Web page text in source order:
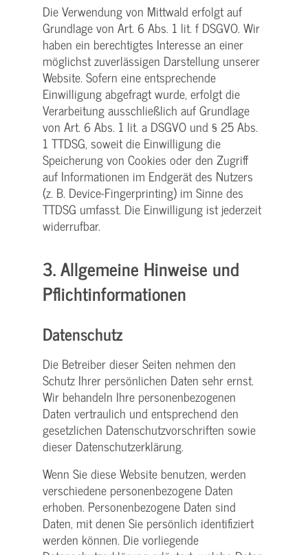
Die Verwendung von Mittwald erfolgt auf
Grundlage von Art. 6 Abs. 1 lit. f DSGVO. Wir
haben ein berechtigtes Interesse an einer
möglichst zuverlässigen Darstellung unserer
Website. Sofern eine entsprechende
Einwilligung abgefragt wurde, erfolgt die
Verarbeitung ausschließlich auf Grundlage
von Art. 6 Abs. 1 lit. a DSGVO und § 25 Abs.
1 TTDSG, soweit die Einwilligung die
Speicherung von Cookies oder den Zugriff
auf Informationen im Endgerät des Nutzers
(z. B. Device-Fingerprinting) im Sinne des
TTDSG umfasst. Die Einwilligung ist jederzeit
widerrufbar.
3. Allgemeine Hinweise und
Pflicht­informationen
Datenschutz
Die Betreiber dieser Seiten nehmen den
Schutz Ihrer persönlichen Daten sehr ernst.
Wir behandeln Ihre personenbezogenen
Daten vertraulich und entsprechend den
gesetzlichen Datenschutzvorschriften sowie
dieser Datenschutzerklärung.
Wenn Sie diese Website benutzen, werden
verschiedene personenbezogene Daten
erhoben. Personenbezogene Daten sind
Daten, mit denen Sie persönlich identifiziert
werden können. Die vorliegende